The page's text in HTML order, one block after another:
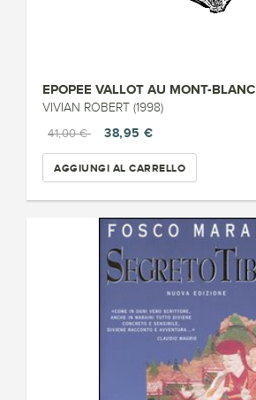
EPOPEE VALLOT AU MONT-BLANC
VIVIAN ROBERT (1998)
41,00 €
38,95 €
AGGIUNGI AL CARRELLO